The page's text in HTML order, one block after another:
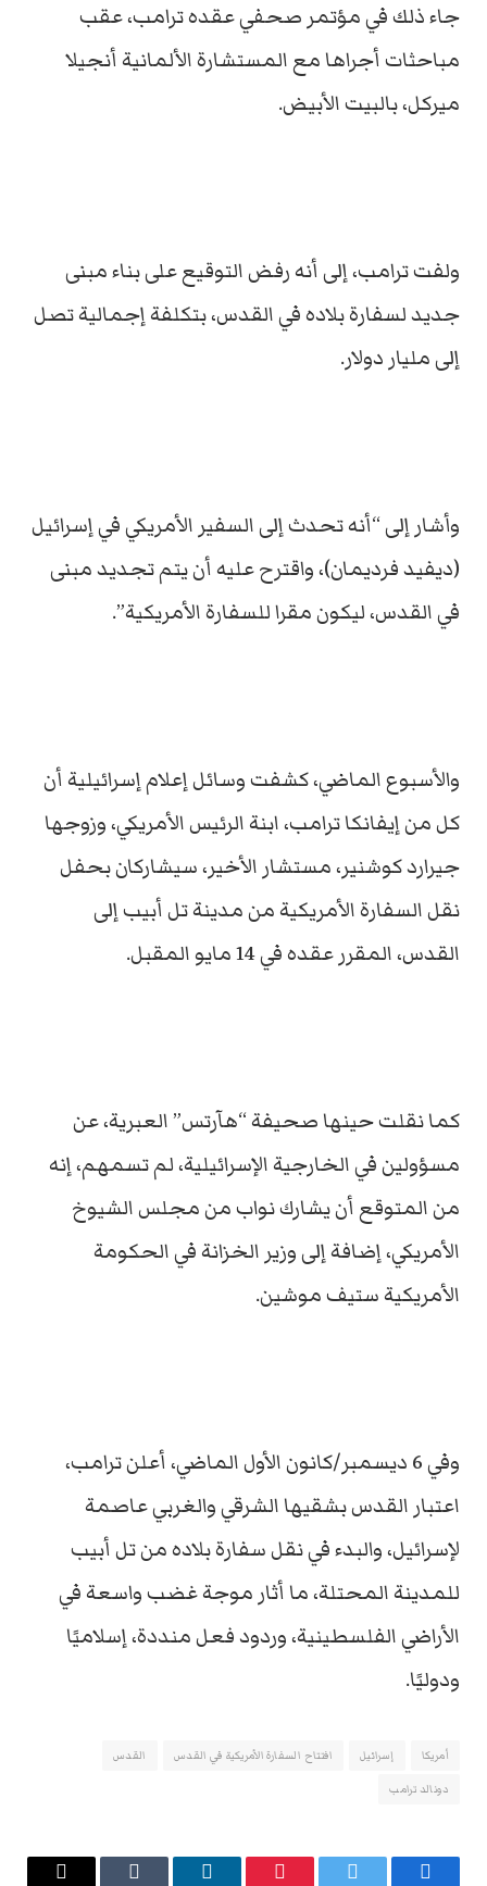
جاء ذلك في مؤتمر صحفي عقده ترامب، عقب
مباحثات أجراها مع المستشارة الألمانية أنجيلا
ميركل، بالبيت الأبيض.
ولفت ترامب، إلى أنه رفض التوقيع على بناء مبنى
جديد لسفارة بلاده في القدس، بتكلفة إجمالية تصل
إلى مليار دولار.
وأشار إلى “أنه تحدث إلى السفير الأمريكي في إسرائيل
(ديفيد فرديمان)، واقترح عليه أن يتم تجديد مبنى
في القدس، ليكون مقرا للسفارة الأمريكية”.
والأسبوع الماضي، كشفت وسائل إعلام إسرائيلية أن
كل من إيفانكا ترامب، ابنة الرئيس الأمريكي، وزوجها
جيرارد كوشنير، مستشار الأخير، سيشاركان بحفل
نقل السفارة الأمريكية من مدينة تل أبيب إلى
القدس، المقرر عقده في 14 مايو المقبل.
كما نقلت حينها صحيفة “هآرتس” العبرية، عن
مسؤولين في الخارجية الإسرائيلية، لم تسمهم، إنه
من المتوقع أن يشارك نواب من مجلس الشيوخ
الأمريكي، إضافة إلى وزير الخزانة في الحكومة
الأمريكية ستيف موشين.
وفي 6 ديسمبر/كانون الأول الماضي، أعلن ترامب،
اعتبار القدس بشقيها الشرقي والغربي عاصمة
لإسرائيل، والبدء في نقل سفارة بلاده من تل أبيب
للمدينة المحتلة، ما أثار موجة غضب واسعة في
الأراضي الفلسطينية، وردود فعل منددة، إسلاميًا
ودوليًا.
أمريكا إسرائيل افتتاح السفارة الأمريكية في القدس
القدس
دونالد ترامب